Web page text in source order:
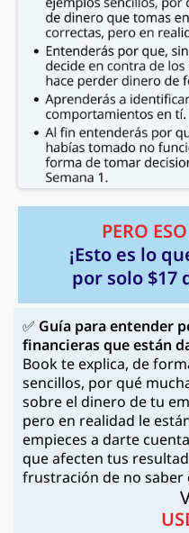
PERO
¡Esto es lo
por solo $17
✅ Guía para entender
financieras que están
Book te explica, de
sencillos, por qué
sobre el dinero de tu
pero en realidad le
empieces a darte
que afecten tus
frustración de no saber